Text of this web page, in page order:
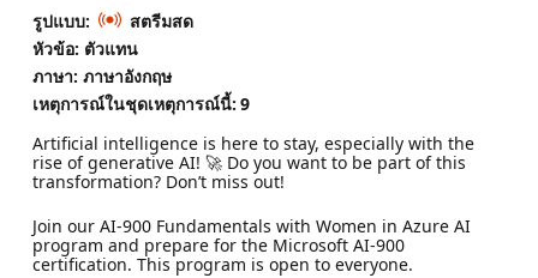
รูปแบบ:
สตรีมสด
หัวข้อ: ตัวแทน
ภาษา: ภาษาอังกฤษ
เหตุการณ์ในชุดเหตุการณ์นี้: 9
Artificial intelligence is here to stay, especially with the
rise of generative AI! 🚀 Do you want to be part of this
transformation? Don’t miss out!
Join our AI-900 Fundamentals with Women in Azure AI
program and prepare for the Microsoft AI-900
certification. This program is open to everyone.